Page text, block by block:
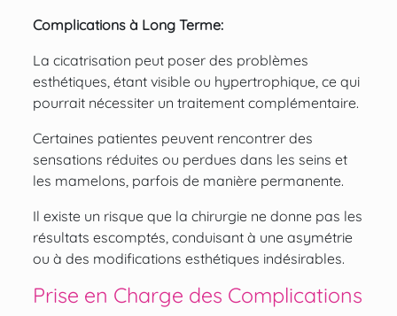
Complications à Long Terme:
La cicatrisation peut poser des problèmes
esthétiques, étant visible ou hypertrophique, ce qui
pourrait nécessiter un traitement complémentaire.
Certaines patientes peuvent rencontrer des
sensations réduites ou perdues dans les seins et
les mamelons, parfois de manière permanente.
Il existe un risque que la chirurgie ne donne pas les
résultats escomptés, conduisant à une asymétrie
ou à des modifications esthétiques indésirables.
Prise en Charge des Complications